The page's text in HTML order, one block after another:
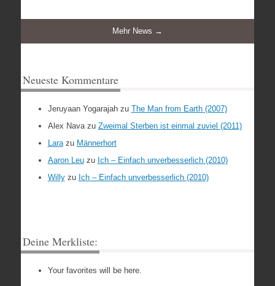
Mehr News →
Neueste Kommentare
Jeruyaan Yogarajahzu The Man from Earth (2007)
Alex Navazu Zweimal Sterben ist einmal zuviel (2011)
Larazu Männerhort
Aaron Leuzu Ich – Einfach unverbesserlich (2010)
Willyzu Ich – Einfach unverbesserlich (2010)
Deine Merkliste:
Your favorites will be here.